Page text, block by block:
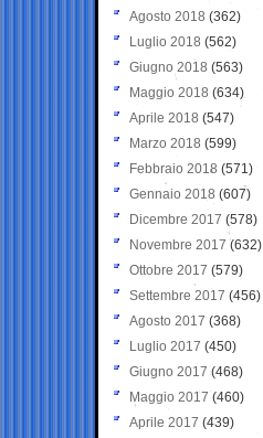
Agosto 2018 (362)
Luglio 2018 (562)
Giugno 2018 (563)
Maggio 2018 (634)
Aprile 2018 (547)
Marzo 2018 (599)
Febbraio 2018 (571)
Gennaio 2018 (607)
Dicembre 2017 (578)
Novembre 2017 (632)
Ottobre 2017 (579)
Settembre 2017 (456)
Agosto 2017 (368)
Luglio 2017 (450)
Giugno 2017 (468)
Maggio 2017 (460)
Aprile 2017 (439)